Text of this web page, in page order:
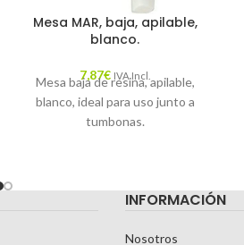
Mesa MAR, baja, apilable,
blanco.
7,87€ IVA Incl.
Mesa baja de resina, apilable,
blanco, ideal para uso junto a
tumbonas.
INFORMACIÓN
Nosotros